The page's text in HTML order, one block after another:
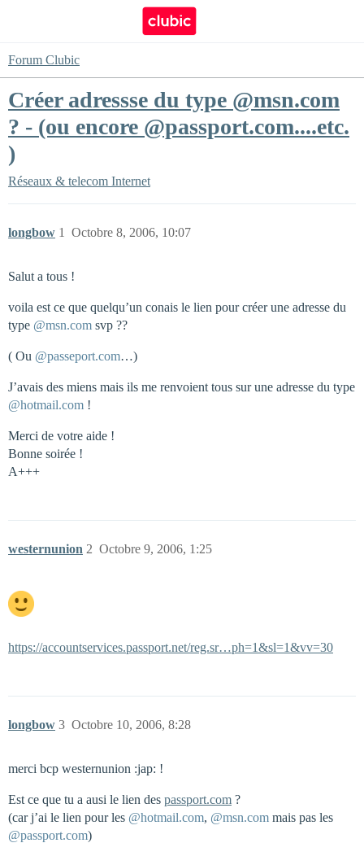
Forum Clubic
Créer adressse du type @msn.com
? - (ou encore @passport.com....etc.
)
Réseaux & telecom Internet
longbow Octobre 8, 2006, 10:07
1
Salut a tous !
voila est ce que quelqu’un conais le lien pour créer une adresse du
type @msn.com svp ??
( Ou @passeport.com…)
J’avais des miens mais ils me renvoient tous sur une adresse du type
@hotmail.com !
Merci de votre aide !
Bonne soirée !
A+++
westernunion Octobre 9, 2006, 1:25
2
https://accountservices.passport.net/reg.sr…ph=1&sl=1&vv=30
longbow Octobre 10, 2006, 8:28
3
merci bcp westernunion :jap: !
Est ce que tu a ausi le lien des passport.com ?
(car j’ai le lien pour les @hotmail.com, @msn.com mais pas les
@passport.com)